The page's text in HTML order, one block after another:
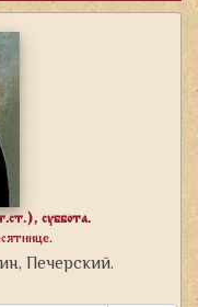
суббота.
Печерский.